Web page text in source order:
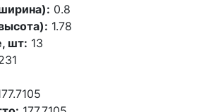
0.8
1.78
шт: 13